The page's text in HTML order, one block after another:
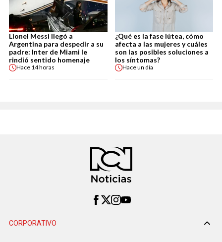
Lionel Messi llegó a
Argentina para despedir a su
padre: Inter de Miami le
rindió sentido homenaje
Hace 14 horas
¿Qué es la fase lútea, cómo
afecta a las mujeres y cuáles
son las posibles soluciones a
los síntomas?
Haceun día
CORPORATIVO